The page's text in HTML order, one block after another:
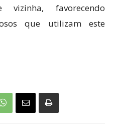
favorecendo
que utilizam este